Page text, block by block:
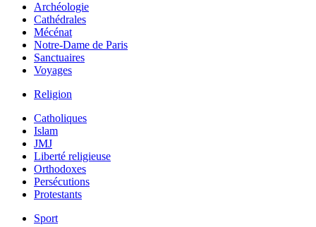
Archéologie
Cathédrales
Mécénat
Notre-Dame de Paris
Sanctuaires
Voyages
Religion
Catholiques
Islam
JMJ
Liberté religieuse
Orthodoxes
Persécutions
Protestants
Sport